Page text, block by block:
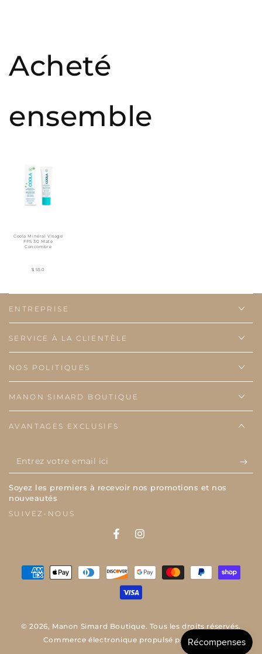
Acheté
ensemble
Coola Minéral Visage
FPS 30 Mate
Concombre
$ 55.0
ENTREPRISE
SERVICE À LA CLIENTÈLE
NOS POLITIQUES
MANON SIMARD BOUTIQUE
AVANTAGES EXCLUSIFS
Entrez
votre
email
ici
Soyez les premiers à recevoir nos promotions et nos
nouveautés
SUIVEZ-NOUS
FacebookInstagram
© 2026, Manon Simard Boutique. Tous les droits réservés.
Commerce électronique propulsé par Shopify
Modes